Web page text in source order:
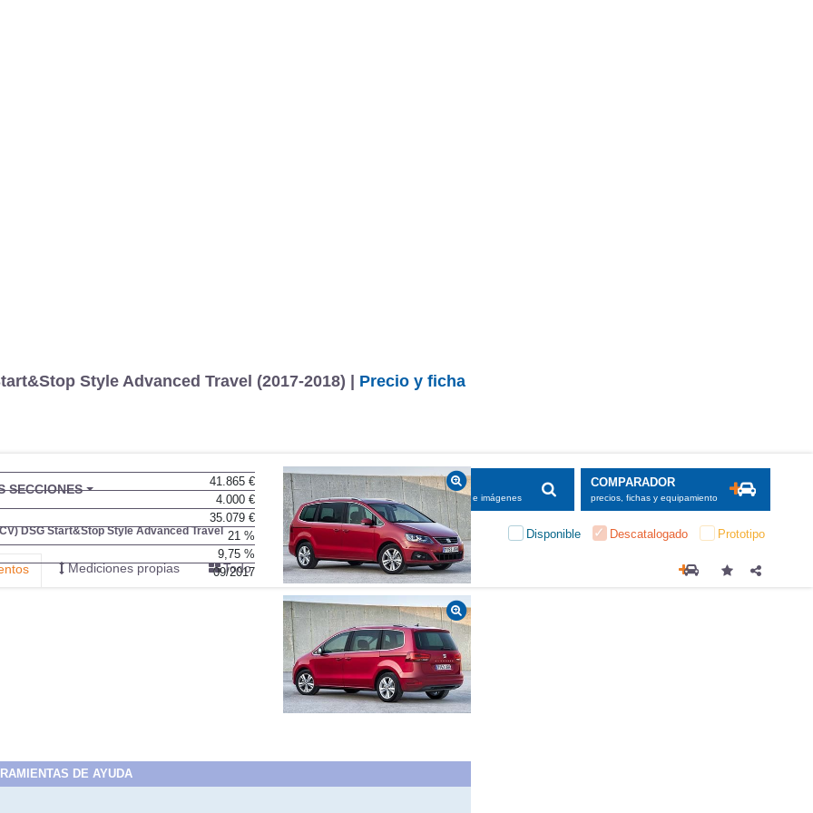
SECCIONES BUSCADOR
informaciones, fichas e imágenes
COMPARADOR
precios, fichas y equipamiento
DSG Start&Stop Style Advanced Travel Disponible Descatalogado Prototipo
Mediciones propias Todo
Style Advanced Travel (2017-2018) | Precio y ficha
41.865 €
4.000 €
35.079 €
21 %
9,75 %
09/2017
DE AYUDA